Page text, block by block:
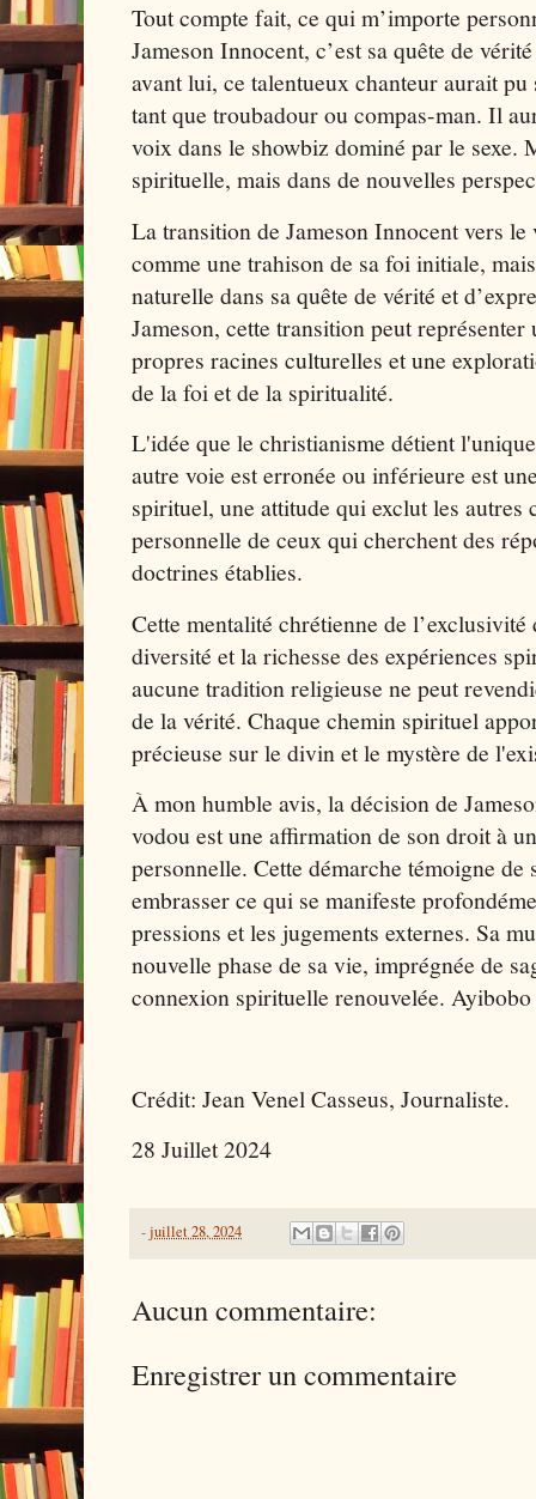
Tout compte fait, ce qui m’importe
Jameson Innocent, c’est sa quête de
avant lui, ce talentueux chanteur aurait
tant que troubadour ou compas-man. Il
voix dans le showbiz dominé par le sexe.
spirituelle, mais dans de nouvelles
La transition de Jameson Innocent vers
comme une trahison de sa foi initiale,
naturelle dans sa quête de vérité et
Jameson, cette transition peut représenter
propres racines culturelles et une
de la foi et de la spiritualité.
L'idée que le christianisme détient
autre voie est erronée ou inférieure est
spirituel, une attitude qui exclut les autres
personnelle de ceux qui cherchent des
doctrines établies.
Cette mentalité chrétienne de
diversité et la richesse des expériences
aucune tradition religieuse ne peut
de la vérité. Chaque chemin spirituel
précieuse sur le divin et le mystère de
À mon humble avis, la décision de
vodou est une affirmation de son droit à
personnelle. Cette démarche témoigne
embrasser ce qui se manifeste
pressions et les jugements externes. Sa
nouvelle phase de sa vie, imprégnée de
connexion spirituelle renouvelée.
Crédit: Jean Venel Casseus, Journaliste.
28 Juillet 2024
-juillet 28, 2024
Aucun commentaire:
Enregistrer un commentaire